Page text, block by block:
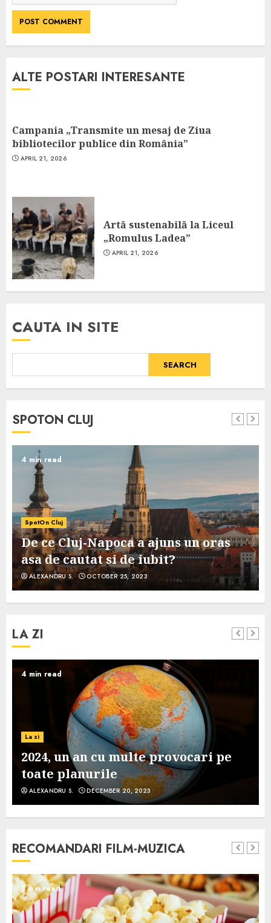
ALTE POSTARI INTERESANTE
Campania „Transmite un mesaj de Ziua
bibliotecilor publice din România”
APRIL 21, 2026
Artă sustenabilă la Liceul
„Romulus Ladea”
APRIL 21, 2026
CAUTA IN SITE
SEARCH
SPOTON CLUJ
4 min read
SpotOn Cluj
De ce Cluj-Napoca a ajuns un oras
asa de cautat si de iubit?
ALEXANDRU S. OCTOBER 25, 2023
LA ZI
4 min read
La zi
2024, un an cu multe provocari pe
toate planurile
ALEXANDRU S. DECEMBER 20, 2023
RECOMANDARI FILM-MUZICA
3 min read